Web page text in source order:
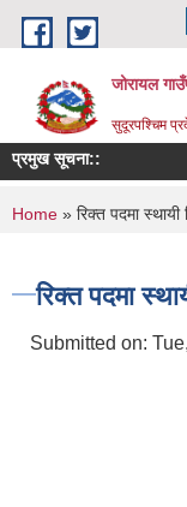
Skip to main content
जोरायल
सुदूरपश्चिम
प्रमुख सूचना::
You are
Home » रिक्त पदमा
रिक्त पदमा
Submitted on: